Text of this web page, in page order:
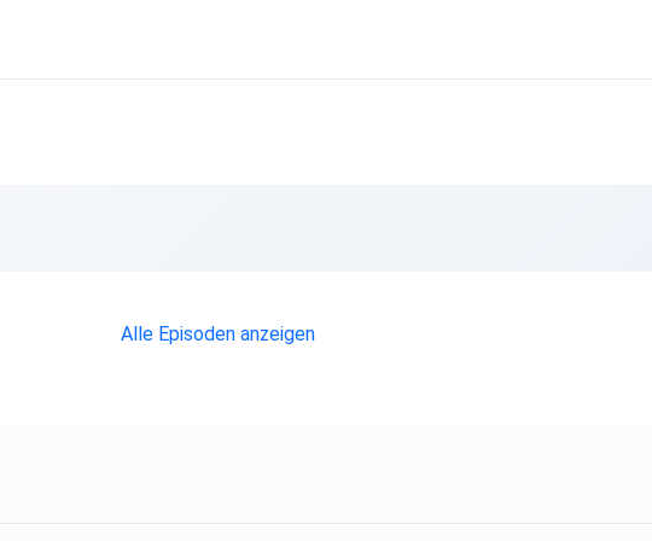
Alle Episoden anzeigen